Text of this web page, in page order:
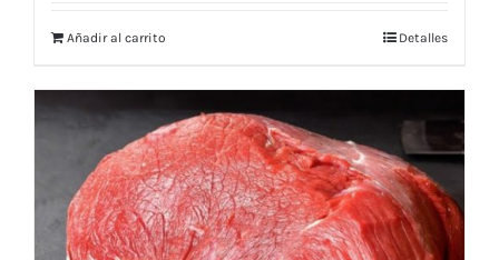
Añadir al carrito Detalles